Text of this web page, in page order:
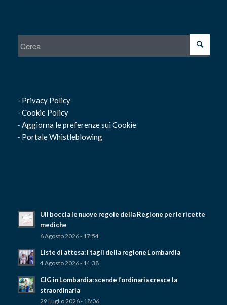
- Privacy Policy
- Cookie Policy
- Aggiorna le preferenze sui Cookie
- Portale Whistleblowing
Uil boccia le nuove regole della Regione per le ricette
mediche
6 Agosto 2026 - 17:54
Liste di attesa: i tagli della regione Lombardia
4 Agosto 2026 - 14:38
CIG in Lombardia: scende l’ordinaria cresce la
straordinaria
29 Luglio 2026 - 18:06